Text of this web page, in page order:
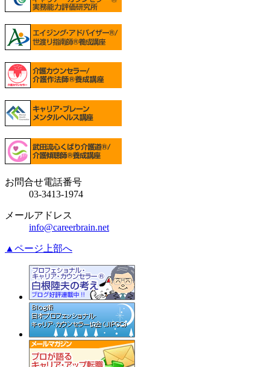
お問合せ電話番号
03-3413-1974
メールアドレス
info@careerbrain.net
▲ページ上部へ